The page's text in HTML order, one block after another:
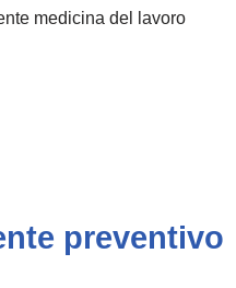
medicina del lavoro
preventivo